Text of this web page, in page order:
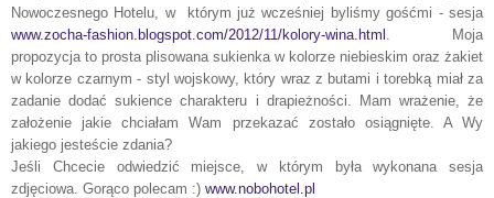
Nowoczesnego Hotelu, w którym już wcześniej byliśmy gośćmi - sesja
www.zocha-fashion.blogspot.com/2012/11/kolory-wina.html . Moja
propozycja to prosta plisowana sukienka w kolorze niebieskim oraz żakiet
w kolorze czarnym - styl wojskowy, który wraz z butami i torebką miał za
zadanie dodać sukience charakteru i drapieżności. Mam wrażenie, że
założenie jakie chciałam Wam przekazać zostało osiągnięte. A Wy
jakiego jesteście zdania?
Jeśli Chcecie odwiedzić miejsce, w którym była wykonana sesja
zdjęciowa. Gorąco polecam :) www.nobohotel.pl